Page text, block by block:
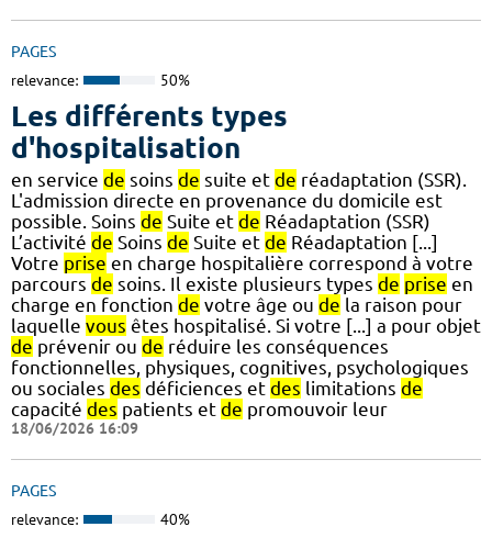
PAGES
relevance: 50%
Les différents types
d'hospitalisation
en service de soins de suite et de réadaptation (SSR).
L'admission directe en provenance du domicile est
possible. Soins de Suite et de Réadaptation (SSR)
L’activité de Soins de Suite et de Réadaptation [...]
Votre prise en charge hospitalière correspond à votre
parcours de soins. Il existe plusieurs types de prise en
charge en fonction de votre âge ou de la raison pour
laquelle vous êtes hospitalisé. Si votre [...] a pour objet
de prévenir ou de réduire les conséquences
fonctionnelles, physiques, cognitives, psychologiques
ou sociales des déficiences et des limitations de
capacité des patients et de promouvoir leur
18/06/2026 16:09
PAGES
relevance: 40%